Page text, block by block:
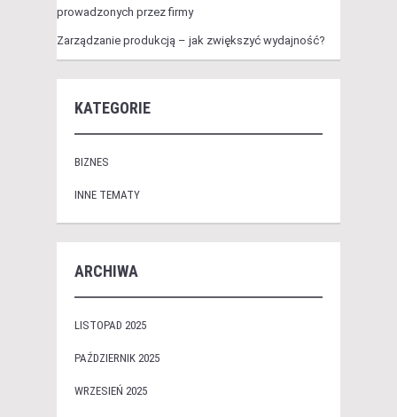
prowadzonych przez firmy
Zarządzanie produkcją – jak zwiększyć wydajność?
KATEGORIE
BIZNES
INNE TEMATY
ARCHIWA
LISTOPAD 2025
PAŹDZIERNIK 2025
WRZESIEŃ 2025